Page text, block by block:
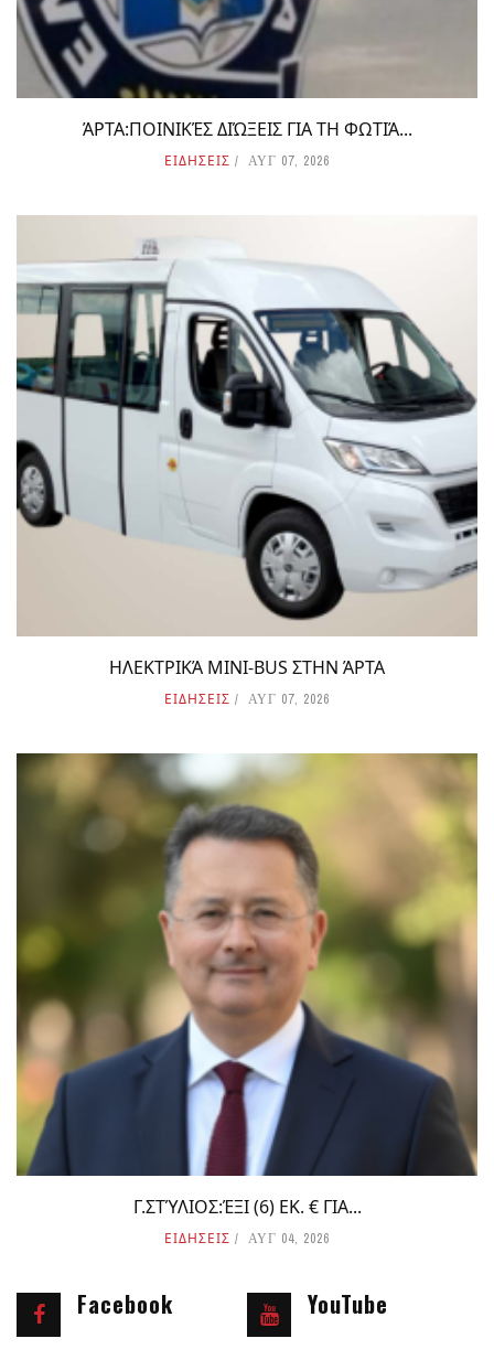
ΆΡΤΑ:ΠΟΙΝΙΚΈΣ ΔΙΏΞΕΙΣ ΓΙΑ ΤΗ ΦΩΤΙΆ...
ΕΙΔΗΣΕΙΣ ΑΥΓ 07, 2026
ΗΛΕΚΤΡΙΚΆ MINI-BUS ΣΤΗΝ ΆΡΤΑ
ΕΙΔΗΣΕΙΣ ΑΥΓ 07, 2026
Γ.ΣΤΎΛΙΟΣ:ΈΞΙ (6) ΕΚ. € ΓΙΑ...
ΕΙΔΗΣΕΙΣ ΑΥΓ 04, 2026
Facebook YouTube